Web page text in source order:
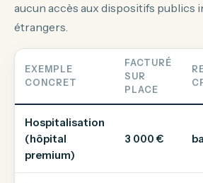
aucun accès aux dispositifs publics
étrangers.
EXEMPLE
CONCRET
FACTURÉ
SUR
PLACE
Hospitalisation
(hôpital
premium)
3 000 €